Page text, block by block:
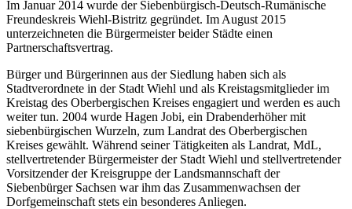
Im Januar 2014 wurde der Siebenbürgisch-Deutsch-Rumänische
Freundeskreis Wiehl-Bistritz gegründet. Im August 2015
unterzeichneten die Bürgermeister beider Städte einen
Partnerschaftsvertrag.
Bürger und Bürgerinnen aus der Siedlung haben sich als
Stadtverordnete in der Stadt Wiehl und als Kreistagsmitglieder im
Kreistag des Oberbergischen Kreises engagiert und werden es auch
weiter tun. 2004 wurde Hagen Jobi, ein Drabenderhöher mit
siebenbürgischen Wurzeln, zum Landrat des Oberbergischen
Kreises gewählt. Während seiner Tätigkeiten als Landrat, MdL,
stellvertretender Bürgermeister der Stadt Wiehl und stellvertretender
Vorsitzender der Kreisgruppe der Landsmannschaft der
Siebenbürger Sachsen war ihm das Zusammenwachsen der
Dorfgemeinschaft stets ein besonderes Anliegen.